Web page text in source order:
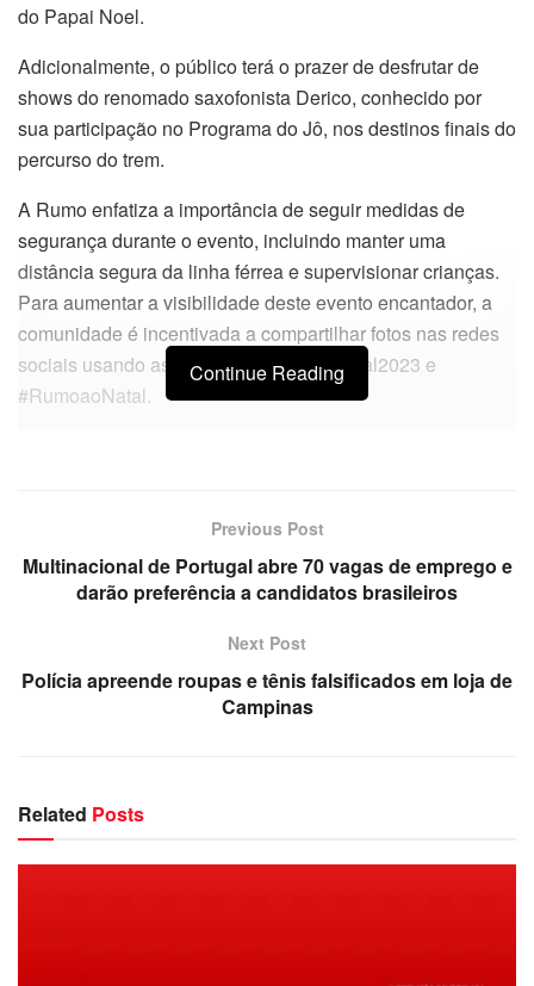
do Papai Noel.
Adicionalmente, o público terá o prazer de desfrutar de
shows do renomado saxofonista Derico, conhecido por
sua participação no Programa do Jô, nos destinos finais do
percurso do trem.
A Rumo enfatiza a importância de seguir medidas de
segurança durante o evento, incluindo manter uma
distância segura da linha férrea e supervisionar crianças.
Para aumentar a visibilidade deste evento encantador, a
comunidade é incentivada a compartilhar fotos nas redes
sociais usando as hashtags #TremdeNatal2023 e
#RumoaoNatal.
Continue Reading
Previous Post
Multinacional de Portugal abre 70 vagas de emprego e
darão preferência a candidatos brasileiros
Next Post
Polícia apreende roupas e tênis falsificados em loja de
Campinas
Related Posts